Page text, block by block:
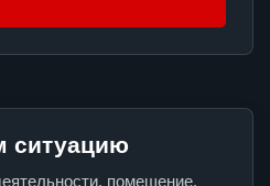
ситуацию
помещение,